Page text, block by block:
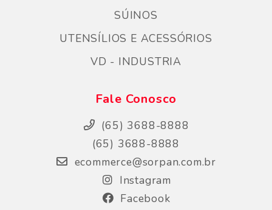
SÚINOS
UTENSÍLIOS E ACESSÓRIOS
VD - INDUSTRIA
Fale Conosco
(65) 3688-8888
(65) 3688-8888
ecommerce@sorpan.com.br
Instagram
Facebook